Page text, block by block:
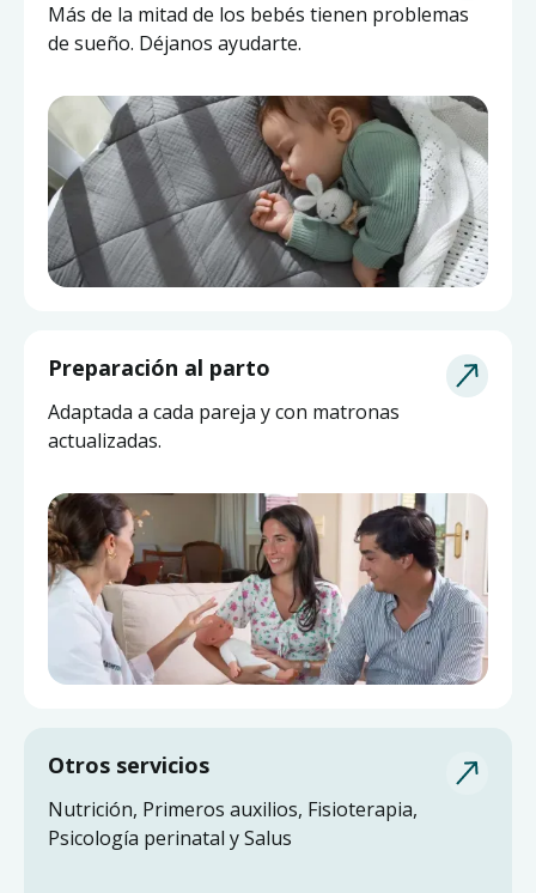
Asesoría de Lactancia
Pide ayuda a una matrona experta y actualizada
sin salir de casa.
Preparación al parto
Adaptada a cada pareja y con matronas
actualizadas.
Más de la mitad de los bebés tienen problemas
de sueño. Déjanos ayudarte.
Otros servicios
Nutrición, Primeros auxilios, Fisioterapia,
Psicología perinatal y Salus